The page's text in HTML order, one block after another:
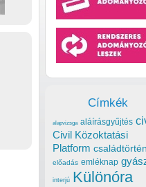
Címkék
alapvizsga aláírásgyűjtés
Civil Közoktatási
Platform
előadás emléknap
interjú Különóra